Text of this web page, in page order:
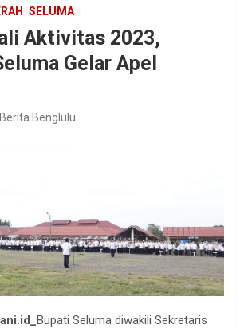
SELUMA
Aktivitas 2023,
Gelar Apel
Berita Benglulu
Bupati Seluma diwakili Sekretaris